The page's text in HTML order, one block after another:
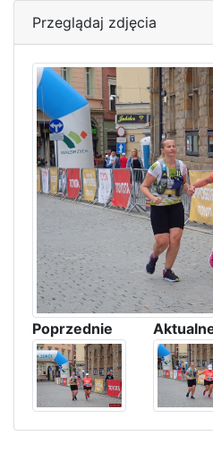
Przeglądaj zdjęcia
Poprzednie